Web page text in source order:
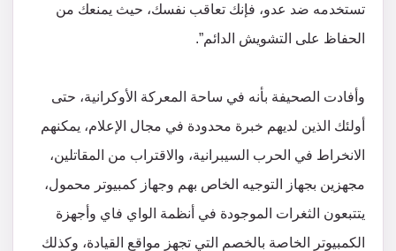
تستخدمه ضد عدو، فإنك تعاقب نفسك، حيث يمنعك من
الحفاظ على التشويش الدائم”.
وأفادت الصحيفة بأنه في ساحة المعركة الأوكرانية، حتى
أولئك الذين لديهم خبرة محدودة في مجال الإعلام، يمكنهم
الانخراط في الحرب السيبرانية، والاقتراب من المقاتلين،
مجهزين بجهاز التوجيه الخاص بهم وجهاز كمبيوتر محمول،
يتتبعون الثغرات الموجودة في أنظمة الواي فاي وأجهزة
الكمبيوتر الخاصة بالخصم التي تجهز مواقع القيادة، وكذلك